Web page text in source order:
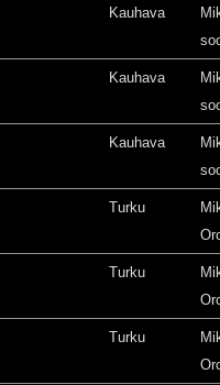
Kauhava
Kauhava
Kauhava
Turku
Turku
Turku